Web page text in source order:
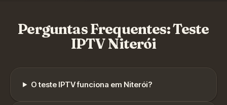
Perguntas Frequentes: Teste
IPTVNiterói
O teste IPTV funciona em Niterói?